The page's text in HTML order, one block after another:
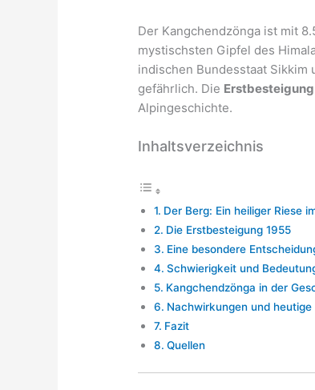
Der Kangchendzönga ist mit
mystischsten Gipfel des
indischen Bundesstaat
gefährlich. Die
Alpingeschichte.
Inhaltsverzeichnis
Der Berg: Ein heiliger Riese
Die Erstbesteigung 1955
Eine besondere
Schwierigkeit und
Kangchendzönga in der
Nachwirkungen und heutige
Fazit
Quellen